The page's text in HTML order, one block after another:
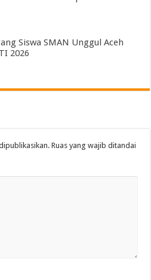
Siswa SMAN Unggul Aceh
2026
Ruas yang wajib ditandai